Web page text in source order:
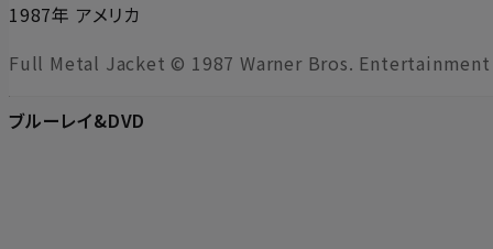
1987年 アメリカ
Full Metal Jacket © 1987 Warner Bros.
ブルーレイ&DVD